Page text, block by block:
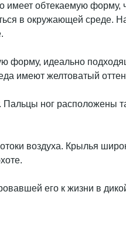
обтекаемую форму,
в окружающей среде.
форму, идеально
имеют желтоватый
ног расположены
воздуха. Крылья
его к жизни в